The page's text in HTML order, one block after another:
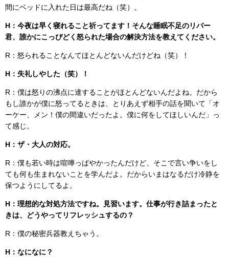
間にベッドに入れた日は最高だね（笑）。
H：今夜は早く寝れること祈ってます！そんな睡眠不足のリバー
君、誰かにこっぴどく怒られた場合の解決方法を教えてください。
R：怒られることなんてほとんどないんだけどね（笑）！
H：失礼しやした（笑）！
R：僕は怒りの沸点に達することがほとんどないんだよね。だから
もし誰かが僕に怒ってるときは、とりあえず相手の話を聞いて「オ
ーケー、メン！僕の間違いだったよ。僕に何をしてほしいんだ」っ
て感じ。
H：ザ・大人の対応。
R：僕も若い時は喧嘩っぱやかったんだけど、そこで言い争いをし
ても何も生まれないことを学んだよ。だからいまはなるだけ冷静を
保つようにしてるよ。
H：理想的な対処方法ですね。見習います。仕事が行き詰まったと
きは、どうやってリフレッシュするの？
R：僕の秘密兵器教えちゃう。
H：なになに？